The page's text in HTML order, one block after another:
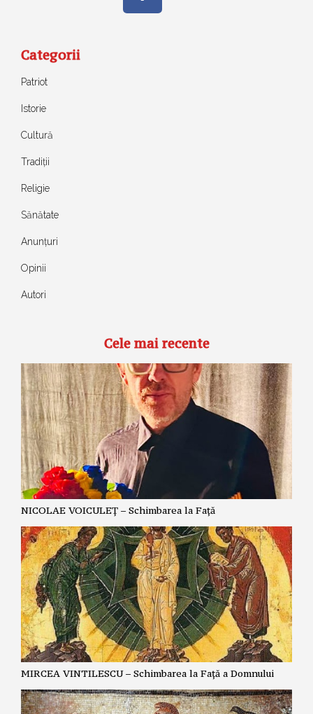
Categorii
Patriot
Istorie
Cultură
Tradiții
Religie
Sănătate
Anunțuri
Opinii
Autori
Cele mai recente
NICOLAE VOICULEȚ – Schimbarea la Față
MIRCEA VINTILESCU – Schimbarea la Față a Domnului